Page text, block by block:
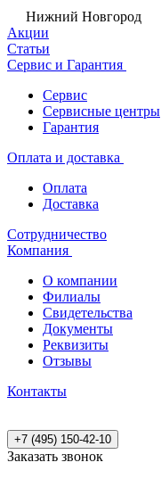
Нижний Новгород
Акции
Статьи
Сервис и Гарантия
Сервис
Сервисные центры
Гарантия
Оплата и доставка
Оплата
Доставка
Сотрудничество
Компания
О компании
Филиалы
Свидетельства
Документы
Реквизиты
Отзывы
Контакты
+7 (495) 150-42-10
Заказать звонок